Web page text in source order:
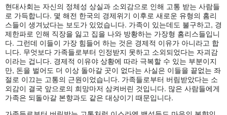
현대사회는 자신의 정체성 상실과 소외감으로 인해 고통 받는 사람들
로 가득합니다. 몇 해전 한국의 경제위기 이후로 새로운 유형의 홈리
스들이 생겨났다는 보도가 있었습니다. 가족이 있는데도 불구하고, 경
제한파로 인해 직장을 잃고 집을 나와 방황하는 가장형 홈리스들입니
다. 그런데 이들이 가장 힘들어 하는 것은 경제적 이유가 아니라고 합
니다. 무엇보다 가족들로부터 인정받지 못하고 소외되었다는 자괴감
이라는 겁니다. 경제적 이유야 상황에 따라 극복할 수 있는 부분이지
만, 돈을 벌어도 더 이상 돌아갈 곳이 없다는 사실은 이들을 끝없는 좌
절로 이끄는 고통의 근원이었습니다. 가족들로부터 버림받았다는 소
외감이 결국 앞으로의 희망마저 삼켜버린 것입니다. 많은 사람들에게
가족은 되돌아갈 본향과도 같은 대상이기 때문입니다.